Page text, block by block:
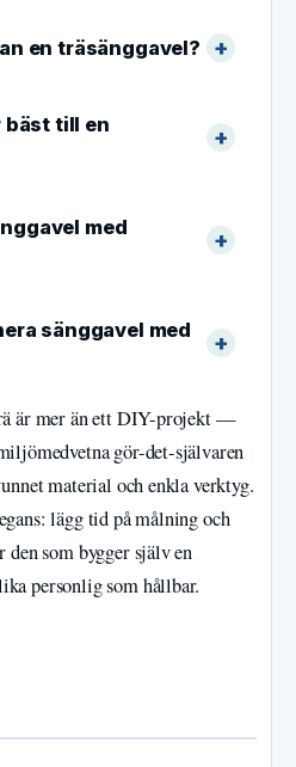
en träsänggavel?
bäst till en
med
sänggavel med
är mer än ett DIY-projekt —
gör-det-självaren
material och enkla verktyg.
lägg tid på målning och
som bygger själv en
personlig som hållbar.